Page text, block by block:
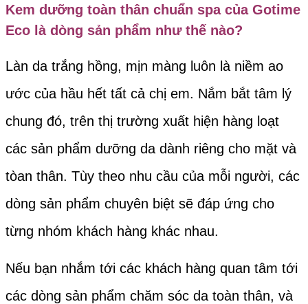
Kem dưỡng toàn thân chuẩn spa của Gotime
Eco là dòng sản phẩm như thế nào?
Làn da trắng hồng, mịn màng luôn là niềm ao
ước của hầu hết tất cả chị em. Nắm bắt tâm lý
chung đó, trên thị trường xuất hiện hàng loạt
các sản phẩm dưỡng da dành riêng cho mặt và
tòan thân. Tùy theo nhu cầu của mỗi người, các
dòng sản phẩm chuyên biệt sẽ đáp ứng cho
từng nhóm khách hàng khác nhau.
Nếu bạn nhắm tới các khách hàng quan tâm tới
các dòng sản phẩm chăm sóc da toàn thân, và